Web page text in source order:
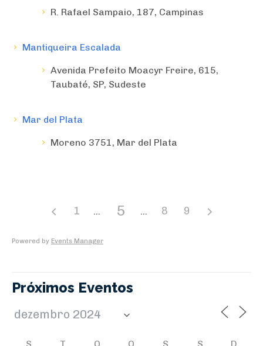
R. Rafael Sampaio, 187, Campinas
Mantiqueira Escalada
Avenida Prefeito Moacyr Freire, 615,
Taubaté, SP, Sudeste
Mar del Plata
Moreno 3751, Mar del Plata
1 5 8 9
Powered by Events Manager
Próximos Eventos
S T Q Q S S D